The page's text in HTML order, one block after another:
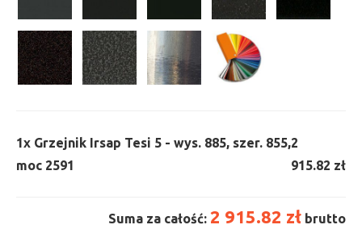
1x Grzejnik Irsap Tesi 5 - wys. 885, szer. 855,
moc 2591
2
915.82 zł
Suma za całość: 2 915.82 zł brutto